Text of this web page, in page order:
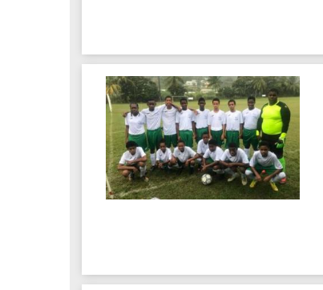
Faire une demande de subvention
Les activités des associations
VIE PRATIQUE
Les espaces numériques
Infos baignade
Infos sargasse
Toilettes publiques
Le funéraire